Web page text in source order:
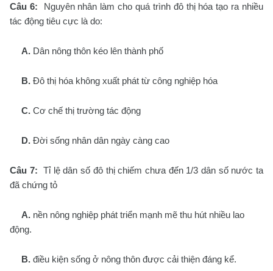
Câu 6: Nguyên nhân làm cho quá trình đô thị hóa tạo ra nhiều
tác động tiêu cực là do:
A. Dân nông thôn kéo lên thành phố
B. Đô thị hóa không xuất phát từ công nghiệp hóa
C. Cơ chế thị trường tác động
D. Đời sống nhân dân ngày càng cao
Câu 7: Tỉ lệ dân số đô thị chiếm chưa đến 1/3 dân số nước ta
đã chứng tỏ
A. nền nông nghiệp phát triển mạnh mẽ thu hút nhiều lao
động.
B. điều kiện sống ở nông thôn được cải thiện đáng kể.